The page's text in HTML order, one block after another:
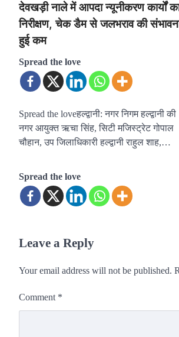
देवखड़ी नाले में आपदा न्यूनीकरण कार्यों
निरीक्षण, चेक डैम से जलभराव की
हुई कम
Spread the love
Spread the loveहल्द्वानी: नगर निगम हल्द्वानी की
नगर आयुक्त ऋचा सिंह, सिटी मजिस्ट्रेट गोपाल
चौहान, उप जिलाधिकारी हल्द्वानी राहुल शाह,…
Spread the love
Leave a Reply
Your email address will not be published.
Comment *